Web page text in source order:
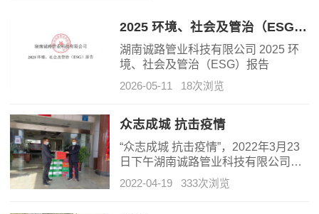
2025 环境、社会及管治（ESG）报告
湖南诚路管业科技有限公司 2025 环
境、社会及管治（ESG）报告
2026-05-11 18次浏览
众志成城 抗击疫情
“众志成城 抗击疫情”，2022年3月23
日下午湖南诚路管业科技有限公司董
事长尹天宝先生组织公司行政部到防
控一线开展防疫物资捐赠活动，支持
2022-04-19 333次浏览